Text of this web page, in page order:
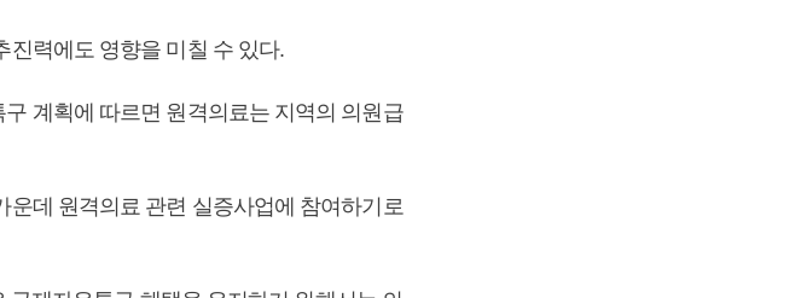
진력에도 영향을 미칠 수 있다.
계획에 따르면 원격의료는 지역의 의원급
데 원격의료 관련 실증사업에 참여하기로